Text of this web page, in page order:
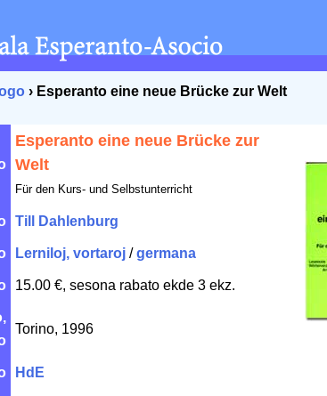
› Esperanto eine neue Brücke zur Welt
Esperanto eine neue Brücke zur
Welt
Für den Kurs- und Selbstunterricht
Till Dahlenburg
Lerniloj, vortaroj /germana
15.00 €, sesona rabato ekde 3 ekz.
Torino, 1996
HdE